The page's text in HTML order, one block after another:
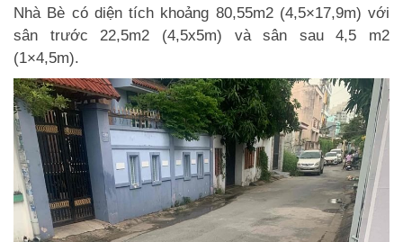
Nhà Bè có diện tích khoảng 80,55m2 (4,5×17,9m) với
sân trước 22,5m2 (4,5x5m) và sân sau 4,5 m2
(1×4,5m).